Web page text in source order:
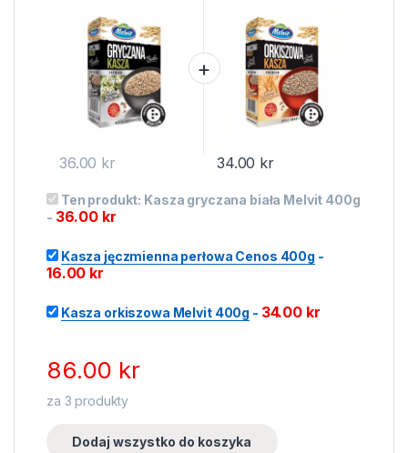
36.00 kr 34.00 kr
Ten produkt: Kasza gryczana biała Melvit 400g
- 36.00 kr
Kasza jęczmienna perłowa Cenos 400g -
16.00 kr
Kasza orkiszowa Melvit 400g - 34.00 kr
86.00 kr
za 3 produkty
Dodaj wszystko do koszyka